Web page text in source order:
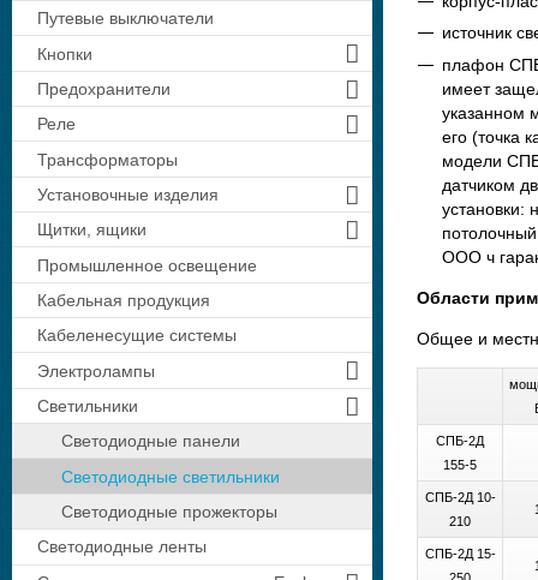
источник
плафон
имеет
указанном
его (точка
модели
датчиком
установки:
ООО ч
Области
Общее и
СПБ-2Д
155-5
СПБ-2Д 10-
210
СПБ-2Д 15-
Путевые выключатели
Кнопки
Предохранители
Реле
Трансформаторы
Установочные изделия
Щитки, ящики
Промышленное освещение
Кабельная продукция
Кабеленесущие системы
Электролампы
Светильники
Светодиодные панели
Светодиодные светильники
Светодиодные прожекторы
Светодиодные ленты